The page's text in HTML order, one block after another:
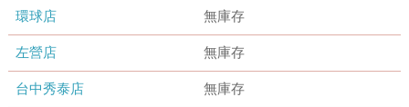
環球店 無庫存
左營店 無庫存
台中秀泰店 無庫存